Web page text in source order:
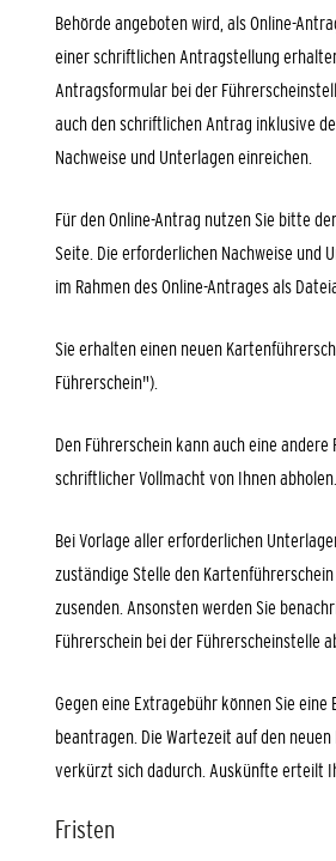
Behörde angeboten wird, als Online-
einer schriftlichen Antragstellung
Antragsformular bei der
auch den schriftlichen Antrag inklusive
Nachweise und Unterlagen einreichen.
Für den Online-Antrag nutzen Sie bitte
Seite. Die erforderlichen Nachweise und
im Rahmen des Online-Antrages als
Sie erhalten einen neuen
Führerschein").
Den Führerschein kann auch eine andere
schriftlicher Vollmacht von Ihnen abholen.
Bei Vorlage aller erforderlichen
zuständige Stelle den Kartenführerschein
zusenden. Ansonsten werden Sie
Führerschein bei der Führerscheinstelle
Gegen eine Extragebühr können Sie eine
beantragen. Die Wartezeit auf den neuen
verkürzt sich dadurch. Auskünfte erteilt
Fristen